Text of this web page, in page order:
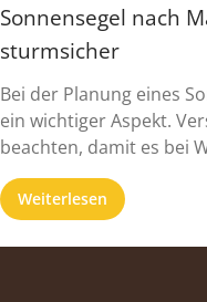
Sonnensegel nach
sturmsicher
Bei der Planung eines
ein wichtiger Aspekt.
beachten, damit es bei
Weiterlesen